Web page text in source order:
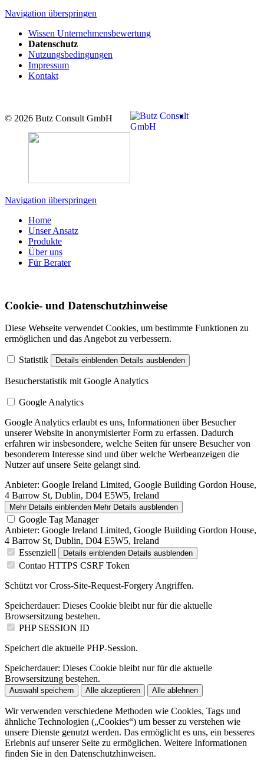
Navigation überspringen
Wissen Unternehmensbewertung
Datenschutz
Nutzungsbedingungen
Impressum
Kontakt
© 2026 Butz Consult GmbH
Navigation überspringen
Home
Unser Ansatz
Produkte
Über uns
Für Berater
Cookie- und Datenschutzhinweise
Diese Webseite verwendet Cookies, um bestimmte Funktionen zu
ermöglichen und das Angebot zu verbessern.
Statistik Details einblenden Details ausblenden
Besucherstatistik mit Google Analytics
Google Analytics
Google Analytics erlaubt es uns, Informationen über Besucher
unserer Website in anonymisierter Form zu erfassen. Dadurch
erfahren wir insbesondere, welche Seiten für unsere Besucher von
besonderem Interesse sind und über welche Werbeanzeigen die
Nutzer auf unsere Seite gelangt sind.
Anbieter: Google Ireland Limited, Google Building Gordon House,
4 Barrow St, Dublin, D04 E5W5, Ireland
Mehr Details einblenden Mehr Details ausblenden
Google Tag Manager
Anbieter: Google Ireland Limited, Google Building Gordon House,
4 Barrow St, Dublin, D04 E5W5, Ireland
Essenziell
Details einblenden Details ausblenden
Contao HTTPS CSRF Token
Schützt vor Cross-Site-Request-Forgery Angriffen.
Speicherdauer: Dieses Cookie bleibt nur für die aktuelle
Browsersitzung bestehen.
PHP SESSION ID
Speichert die aktuelle PHP-Session.
Speicherdauer: Dieses Cookie bleibt nur für die aktuelle
Browsersitzung bestehen.
Auswahl speichern Alle akzeptieren Alle ablehnen
Wir verwenden verschiedene Methoden wie Cookies, Tags und
ähnliche Technologien („Cookies“) um besser zu verstehen wie
unsere Dienste genutzt werden. Das ermöglicht es uns, ein besseres
Erlebnis auf unserer Seite zu ermöglichen. Weitere Informationen
finden Sie in den Datenschutzhinweisen.